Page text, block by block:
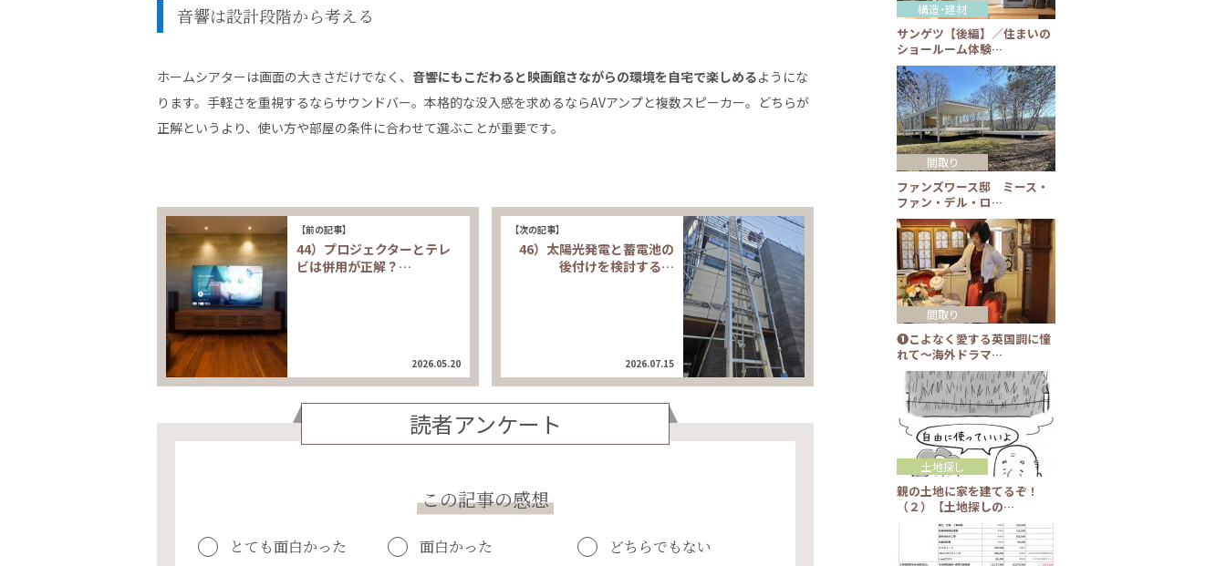
音響は設計段階から考える
ホームシアターは画面の大きさだけでなく、 音響にもこだわると映画館さながらの環境を自宅で楽しめるようにな
ります。手軽さを重視するならサウンドバー。本格的な没入感を求めるならAVアンプと複数スピーカー。どちらが
正解というより、使い方や部屋の条件に合わせて選ぶことが重要です。
【前の記事】
44）プロジェクターとテレ
ビは併用が正解？…
2026.05.20
【次の記事】
46）太陽光発電と蓄電池の
後付けを検討する…
2026.07.15
読者アンケート
この記事の感想
とても面白かった 面白かった どちらでもない
サンゲツ【後編】／住まいの
ショールーム体験…
構造・建材
ファンズワース邸 ミース・
ファン・デル・ロ…
間取り
❶こよなく愛する英国調に憧
れて～海外ドラマ…
間取り
親の土地に家を建てるぞ！
（２）【土地探しの…
土地探し